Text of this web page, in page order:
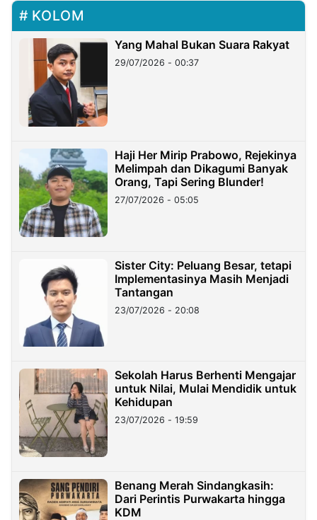
KOLOM
Yang Mahal Bukan Suara Rakyat
29/07/2026 - 00:37
Haji Her Mirip Prabowo, Rejekinya
Melimpah dan Dikagumi Banyak
Orang, Tapi Sering Blunder!
27/07/2026 - 05:05
Sister City: Peluang Besar, tetapi
Implementasinya Masih Menjadi
Tantangan
23/07/2026 - 20:08
Sekolah Harus Berhenti Mengajar
untuk Nilai, Mulai Mendidik untuk
Kehidupan
23/07/2026 - 19:59
Benang Merah Sindangkasih:
Dari Perintis Purwakarta hingga
KDM